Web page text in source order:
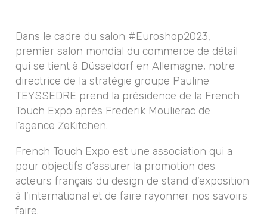
Dans le cadre du salon #Euroshop2023,
premier salon mondial du commerce de détail
qui se tient à Düsseldorf en Allemagne, notre
directrice de la stratégie groupe Pauline
TEYSSEDRE prend la présidence de la French
Touch Expo après Frederik Moulierac de
l’agence ZeKitchen.
French Touch Expo est une association qui a
pour objectifs d’assurer la promotion des
acteurs français du design de stand d’exposition
à l’international et de faire rayonner nos savoirs
faire.